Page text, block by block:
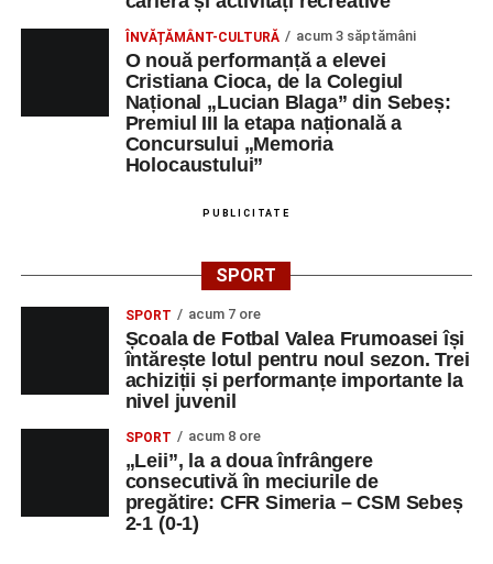
SA BUCURESTI
HIDROCENTRALE
DUPEX SRL
OPERATOR LA
MASINI-UNELTE
CU COMANDA
1 0258731066
rutier de
SĂNĂTATE FORTE
OPERATOR
INTRODUCERE,
VALIDARE SI
PRELUCRARE
DATE
1 0743515200
ȘEF BIROU
TEHNIC
1 0258731066
MALURA & RV SRL SECRETARA
ÎNVĂȚĂMÂNT-CULTURĂ acum 3 săptămâni
O nouă performanță a elevei
Cristiana Cioca, de la Colegiul
Național „Lucian Blaga” din Sebeș:
Premiul III la etapa națională a
Concursului „Memoria
Holocaustului”
PUBLICITATE
SPORT
SPORT acum 7 ore
Școala de Fotbal Valea Frumoasei își
întărește lotul pentru noul sezon. Trei
achiziții și performanțe importante la
nivel juvenil
SPORT acum 8 ore
„Leii”, la a doua înfrângere
consecutivă în meciurile de
pregătire: CFR Simeria – CSM Sebeș
2-1 (0-1)